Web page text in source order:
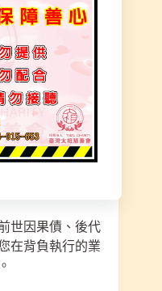
前世今生，因果
少都記錄著。
、輪迴轉世、祖
庭、夫妻、個
行為舉止、債、
世因果債、後代
在背負執行的業